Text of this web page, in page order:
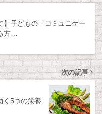
】子どもの「コミュニケー
方…
次の記事
く5つの栄養